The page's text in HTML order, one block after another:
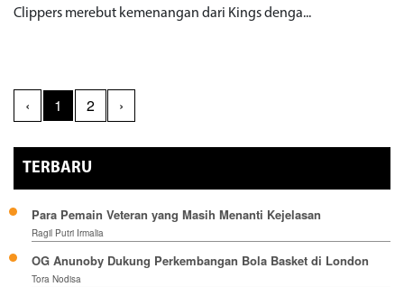
Clippers merebut kemenangan dari Kings denga...
‹ 1 2 ›
TERBARU
Para Pemain Veteran yang Masih Menanti Kejelasan
Ragil Putri Irmalia
OG Anunoby Dukung Perkembangan Bola Basket di London
Tora Nodisa